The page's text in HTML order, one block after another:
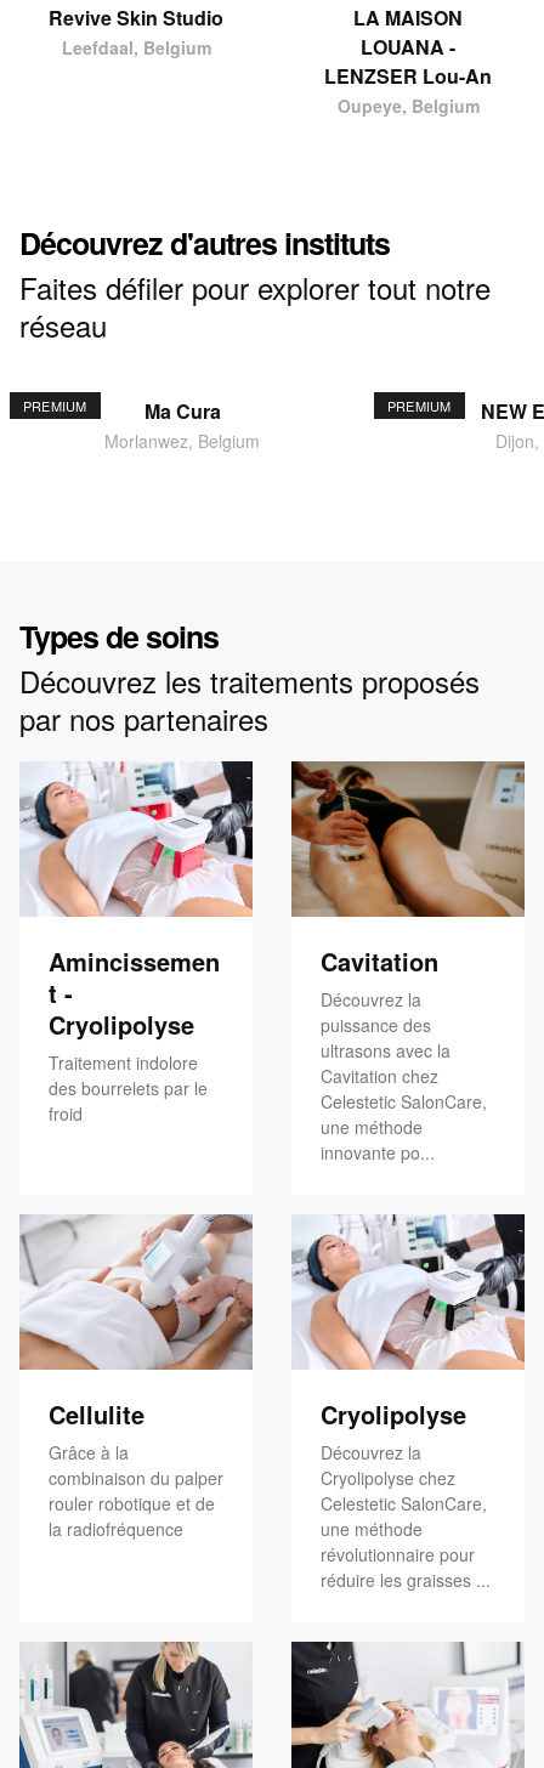
Revive Skin Studio
Leefdaal, Belgium
LA MAISON
LOUANA -
LENZSER Lou-An
Oupeye, Belgium
Découvrez d'autres instituts
Faites défiler pour explorer tout notre
réseau
PREMIUM Ma Cura
Morlanwez, Belgium
PREMIUM NEW
Types de soins
Découvrez les traitements proposés
par nos partenaires
Amincissemen
t -
Cryolipolyse
Traitement indolore
des bourrelets par le
froid
Cavitation
Découvrez la
puissance des
ultrasons avec la
Cavitation chez
Celestetic SalonCare,
une méthode
innovante po...
Cellulite
Grâce à la
combinaison du palper
rouler robotique et de
la radiofréquence
Cryolipolyse
Découvrez la
Cryolipolyse chez
Celestetic SalonCare,
une méthode
révolutionnaire pour
réduire les graisses ...